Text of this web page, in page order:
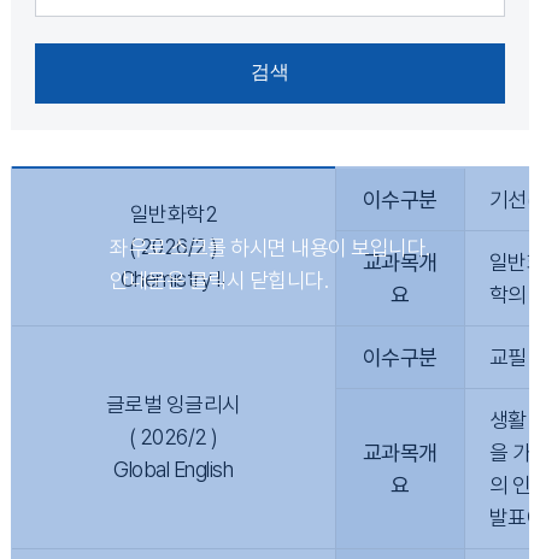
일반화학2
( 2026/2 )
Chemistry II
이수구분 기선(
교과목개
요
일반
학의
글로벌 잉글리시
( 2026/2 )
Global English
이수구분 교필
교과목개
요
생활
을 가
의 인
발표